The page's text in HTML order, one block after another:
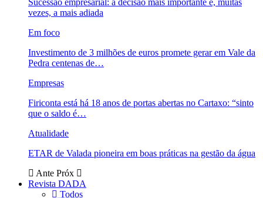
Sucessão empresarial: a decisão mais importante é, muitas
vezes, a mais adiada
Em foco
Investimento de 3 milhões de euros promete gerar em Vale da
Pedra centenas de…
Empresas
Firiconta está há 18 anos de portas abertas no Cartaxo: “sinto
que o saldo é…
Atualidade
ETAR de Valada pioneira em boas práticas na gestão da água
Ante Próx
Revista DADA
Todos